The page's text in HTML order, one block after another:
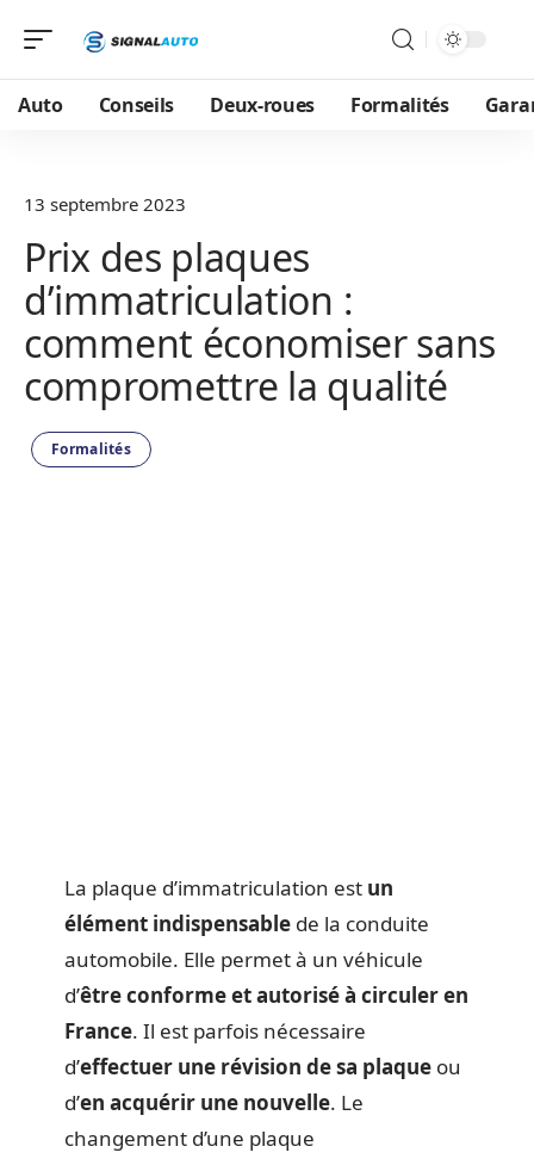
Auto Conseils Deux-roues Formalités
13 septembre 2023
Prix des plaques
d’immatriculation :
comment économiser sans
compromettre la qualité
Formalités
La plaque d’immatriculation est un
élément indispensable de la conduite
automobile. Elle permet à un véhicule
d’être conforme et autorisé à circuler en
France. Il est parfois nécessaire
d’effectuer une révision de sa plaque ou
d’en acquérir une nouvelle. Le
changement d’une plaque